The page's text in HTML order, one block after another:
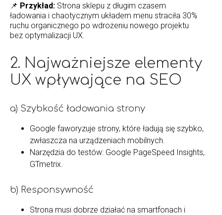
📌 Przykład: Strona sklepu z długim czasem
ładowania i chaotycznym układem menu straciła 30%
ruchu organicznego po wdrożeniu nowego projektu
bez optymalizacji UX.
2. Najważniejsze elementy
UX wpływające na SEO
a) Szybkość ładowania strony
Google faworyzuje strony, które ładują się szybko,
zwłaszcza na urządzeniach mobilnych.
Narzędzia do testów: Google PageSpeed Insights,
GTmetrix.
b) Responsywność
Strona musi dobrze działać na smartfonach i